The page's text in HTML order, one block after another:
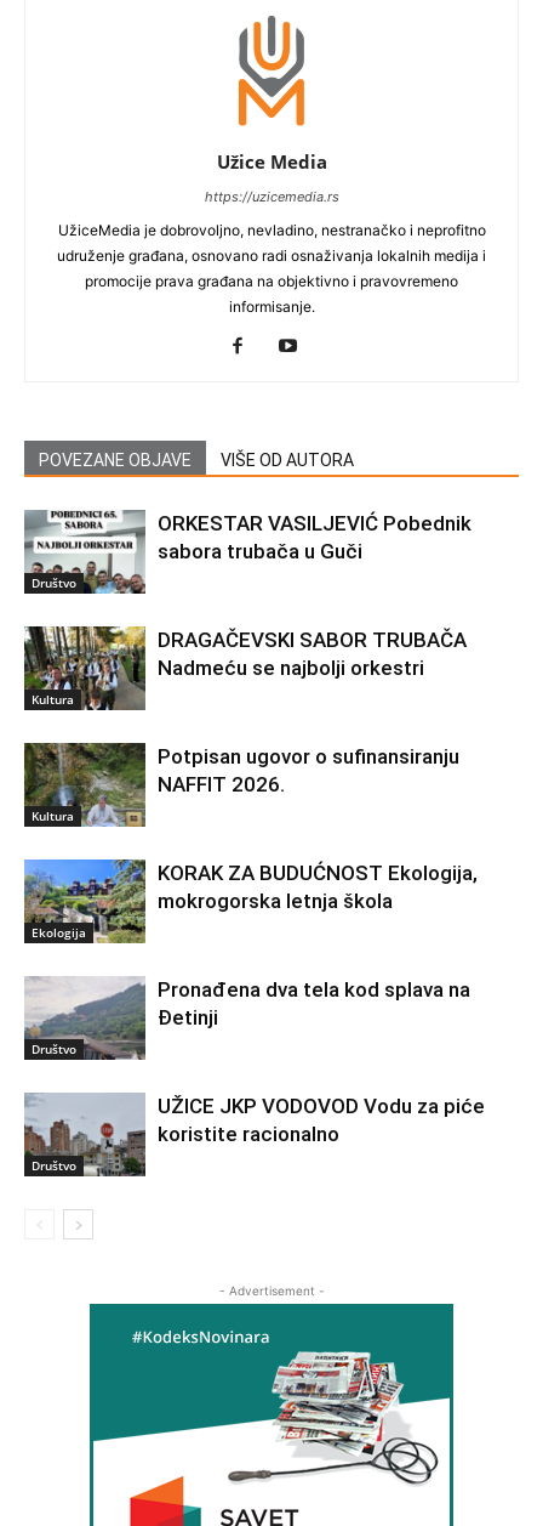
Užice Media
https://uzicemedia.rs
UžiceMedia je dobrovoljno, nevladino, nestranačko i neprofitno
udruženje građana, osnovano radi osnaživanja lokalnih medija i
promocije prava građana na objektivno i pravovremeno
informisanje.
POVEZANE OBJAVE VIŠE OD AUTORA
Društvo
ORKESTAR VASILJEVIĆ Pobednik
sabora trubača u Guči
Kultura
DRAGAČEVSKI SABOR TRUBAČA
Nadmeću se najbolji orkestri
Kultura
Potpisan ugovor o sufinansiranju
NAFFIT 2026.
Ekologija
KORAK ZA BUDUĆNOST Ekologija,
mokrogorska letnja škola
Društvo
Pronađena dva tela kod splava na
Đetinji
Društvo
UŽICE JKP VODOVOD Vodu za piće
koristite racionalno
- Advertisement -